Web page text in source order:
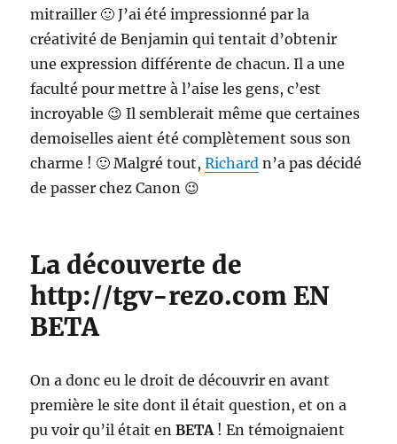
mitrailler 🙂 J’ai été impressionné par la
créativité de Benjamin qui tentait d’obtenir
une expression différente de chacun. Il a une
faculté pour mettre à l’aise les gens, c’est
incroyable 😉 Il semblerait même que certaines
demoiselles aient été complètement sous son
charme ! 🙂 Malgré tout,Richard n’a pas décidé
de passer chez Canon 😉
La découverte de
http://tgv-rezo.com EN
BETA
On a donc eu le droit de découvrir en avant
première le site dont il était question, et on a
pu voir qu’il était enBETA ! En témoignaient